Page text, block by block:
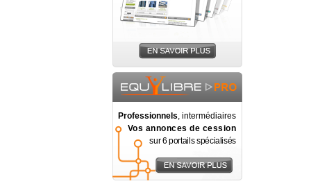
Professionnels, intermédiaires
Vos annonces de cession
sur 6 portails spécialisés